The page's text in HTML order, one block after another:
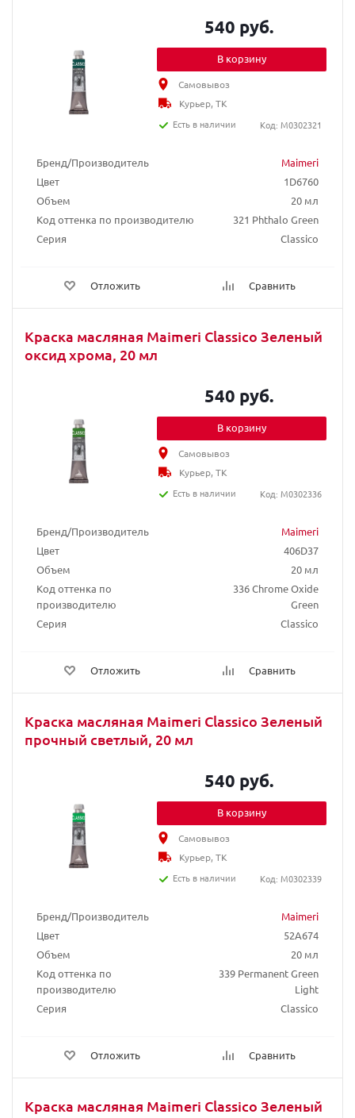
Бренд/Производитель
Maimeri
Цвет
1D6760
Объем
20 мл
Код оттенка по производителю
321 Phthalo Green
Серия
Classico
Отложить Сравнить
540 руб.
В корзину
Самовывоз
Курьер, ТК
Есть в наличии
Код: M0302321
Краска масляная Maimeri Classico Зеленый
оксид хрома, 20 мл
Бренд/Производитель
Maimeri
Цвет
406D37
Объем
20 мл
Код оттенка по
производителю
336 Chrome Oxide
Green
Серия
Classico
Отложить Сравнить
540 руб.
В корзину
Самовывоз
Курьер, ТК
Есть в наличии
Код: M0302336
Краска масляная Maimeri Classico Зеленый
прочный светлый, 20 мл
Бренд/Производитель
Maimeri
Цвет
52A674
Объем
20 мл
Код оттенка по
производителю
339 Permanent Green
Light
Серия
Classico
Отложить Сравнить
540 руб.
В корзину
Самовывоз
Курьер, ТК
Есть в наличии
Код: M0302339
Краска масляная Maimeri Classico Зеленый